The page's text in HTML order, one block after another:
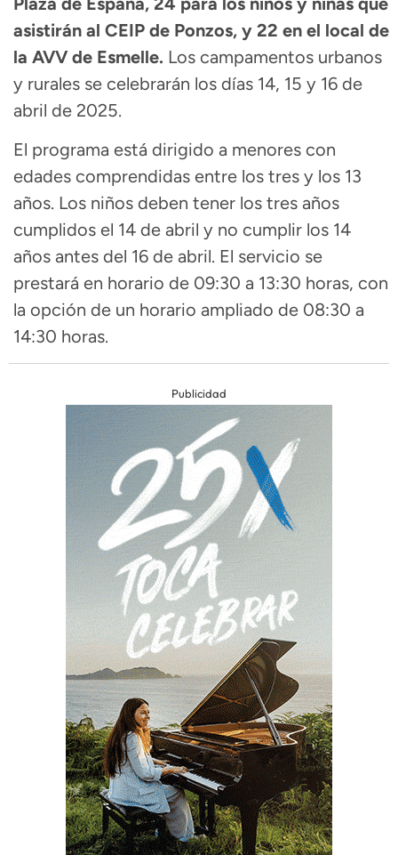
asistirán al CEIP de Ponzos, y 22 en el local de
la AVV de Esmelle. Los campamentos urbanos
y rurales se celebrarán los días 14, 15 y 16 de
abril de 2025.
El programa está dirigido a menores con
edades comprendidas entre los tres y los 13
años. Los niños deben tener los tres años
cumplidos el 14 de abril y no cumplir los 14
años antes del 16 de abril. El servicio se
prestará en horario de 09:30 a 13:30 horas, con
la opción de un horario ampliado de 08:30 a
14:30 horas.
Publicidad